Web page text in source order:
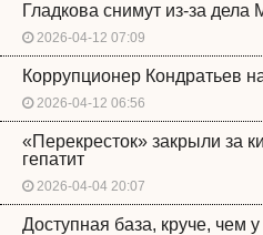
Гладкова снимут из-за
2026-04-12 07:09
Коррупционер Кондратьев
2026-04-12 06:56
«Перекресток» закрыли за
гепатит
2026-04-04 20:07
Доступная база, круче, чем